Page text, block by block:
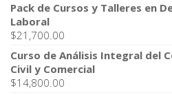
Pack de Cursos y Talleres en
Laboral
$21,700.00
Curso de Análisis Integral del
Civil y Comercial
$14,800.00